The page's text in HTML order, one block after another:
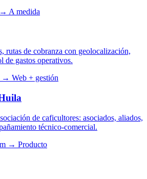
→ A medida
rutas de cobranza con geolocalización,
de gastos operativos.
→ Web + gestión
de caficultores: asociados, aliados,
técnico-comercial.
→ Producto